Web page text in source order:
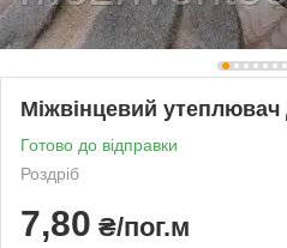
Міжвінцевий утеплювач
Готово до відправки
Роздріб
7,80 ₴/пог.м